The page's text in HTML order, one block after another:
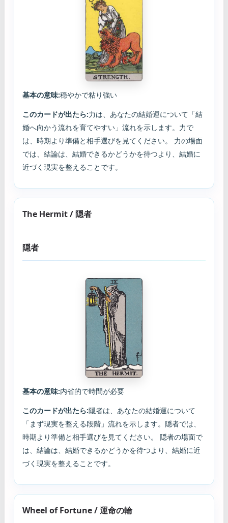
基本の意味:穏やかで粘り強い
このカードが出たら:力は、あなたの結婚運について「結
婚へ向かう流れを育てやすい」流れを示します。力で
は、時期より準備と相手選びを見てください。 力の場面
では、結論は、結婚できるかどうかを待つより、結婚に
近づく現実を整えることです。
The Hermit / 隠者
隠者
基本の意味:内省的で時間が必要
このカードが出たら:隠者は、あなたの結婚運について
「まず現実を整える段階」流れを示します。隠者では、
時期より準備と相手選びを見てください。 隠者の場面で
は、結論は、結婚できるかどうかを待つより、結婚に近
づく現実を整えることです。
Wheel of Fortune / 運命の輪